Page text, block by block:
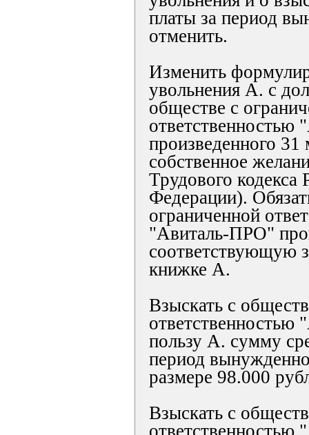
платы за период
отменить.
Изменить
увольнения А. с
обществе с
произведенного 31
собственное
Трудового кодекса
Федерации).
ограниченной
"Авиталь-ПРО"
соответствующую
книжке А.
Взыскать с
пользу А. сумму
период
размере 98.000
Взыскать с